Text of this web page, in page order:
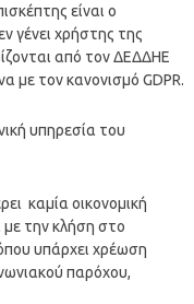
είναι ο
γένει χρήστης της
από τον ΔΕΔΔΗΕ
με τον κανονισμό GDPR.
υπηρεσία του
καμία οικονομική
την κλήση στο
υπάρχει χρέωση
παρόχου,